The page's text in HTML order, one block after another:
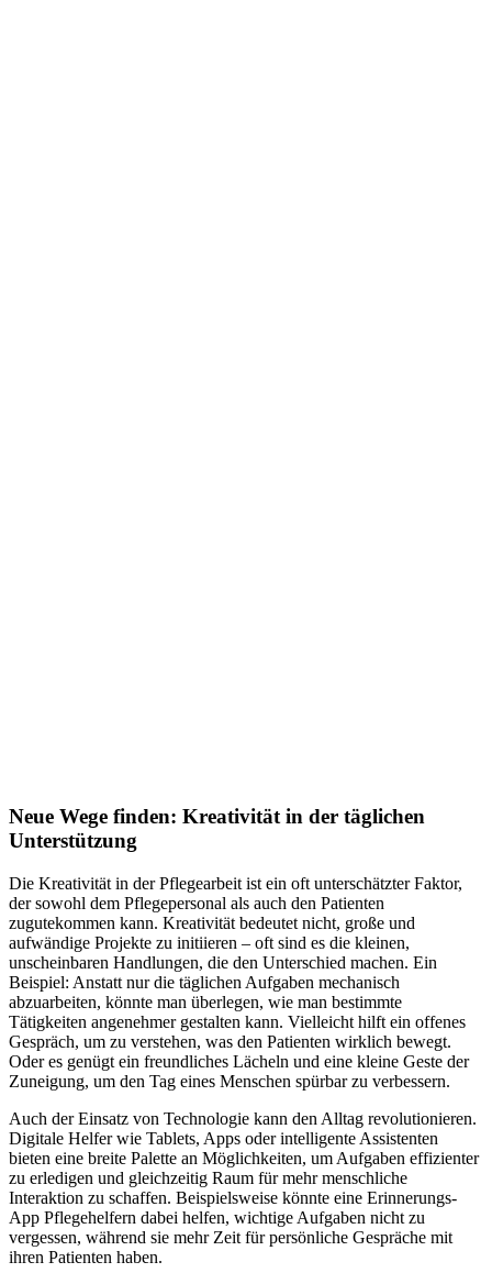
Neue Wege finden: Kreativität in der täglichen
Unterstützung
Die Kreativität in der Pflegearbeit ist ein oft unterschätzter Faktor,
der sowohl dem Pflegepersonal als auch den Patienten
zugutekommen kann. Kreativität bedeutet nicht, große und
aufwändige Projekte zu initiieren – oft sind es die kleinen,
unscheinbaren Handlungen, die den Unterschied machen. Ein
Beispiel: Anstatt nur die täglichen Aufgaben mechanisch
abzuarbeiten, könnte man überlegen, wie man bestimmte
Tätigkeiten angenehmer gestalten kann. Vielleicht hilft ein offenes
Gespräch, um zu verstehen, was den Patienten wirklich bewegt.
Oder es genügt ein freundliches Lächeln und eine kleine Geste der
Zuneigung, um den Tag eines Menschen spürbar zu verbessern.
Auch der Einsatz von Technologie kann den Alltag revolutionieren.
Digitale Helfer wie Tablets, Apps oder intelligente Assistenten
bieten eine breite Palette an Möglichkeiten, um Aufgaben effizienter
zu erledigen und gleichzeitig Raum für mehr menschliche
Interaktion zu schaffen. Beispielsweise könnte eine Erinnerungs-
App Pflegehelfern dabei helfen, wichtige Aufgaben nicht zu
vergessen, während sie mehr Zeit für persönliche Gespräche mit
ihren Patienten haben.